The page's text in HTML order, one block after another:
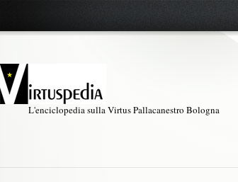
L'enciclopedia sulla Virtus Pallacanestro Bologna